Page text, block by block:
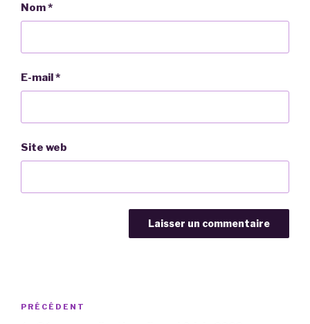
Nom*
E-mail*
Site web
Navigation
Article
PRÉCÉDENT